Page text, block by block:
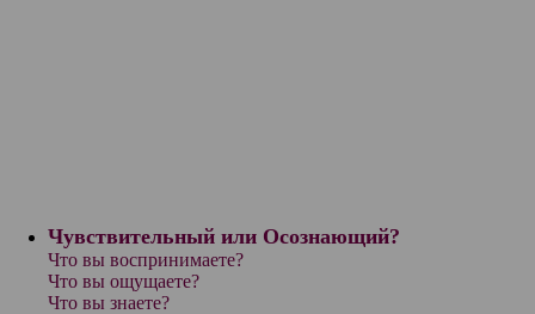
Чувствительный или Осознающий?
Что вы воспринимаете?
Что вы ощущаете?
Что вы знаете?